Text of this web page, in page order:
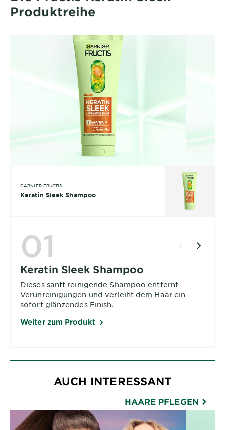
Produktreihe
01
Keratin Sleek Shampoo
Dieses sanft reinigende Shampoo entfernt
Verunreinigungen und verleiht dem Haar ein
sofort glänzendes Finish.
Weiter zum Produkt
GARNIER FRUCTIS
Keratin Sleek Shampoo
AUCH INTERESSANT
HAARE PFLEGEN